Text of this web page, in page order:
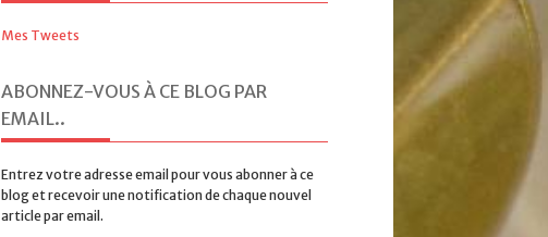
Mes Tweets
ABONNEZ-VOUS À CE BLOG PAR
EMAIL..
Entrez votre adresse email pour vous abonner à ce
blog et recevoir une notification de chaque nouvel
article par email.